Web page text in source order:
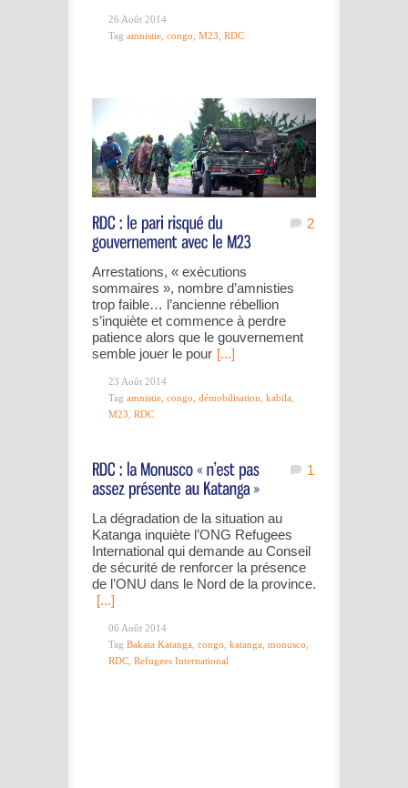
26 Août 2014
Tag amnistie congo M23 RDC
2
Arrestations, « exécutions
sommaires », nombre d’amnisties
trop faible… l’ancienne rébellion
s’inquiète et commence à perdre
patience alors que le gouvernement
semble jouer le pour [...]
23 Août 2014
Tag amnistie congo démobilisation kabila
M23 RDC
1
La dégradation de la situation au
Katanga inquiète l’ONG Refugees
International qui demande au Conseil
de sécurité de renforcer la présence
de l’ONU dans le Nord de la province.
[...]
06 Août 2014
Tag Bakata Katanga congo katanga monusco
RDC Refugees International